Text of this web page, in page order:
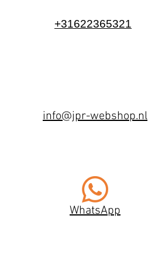
+31622365321
info@jpr-webshop.nl
WhatsApp